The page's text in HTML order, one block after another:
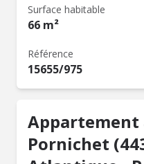
Surface habitable
66 m²
Référence
15655/975
Appartement
Pornichet